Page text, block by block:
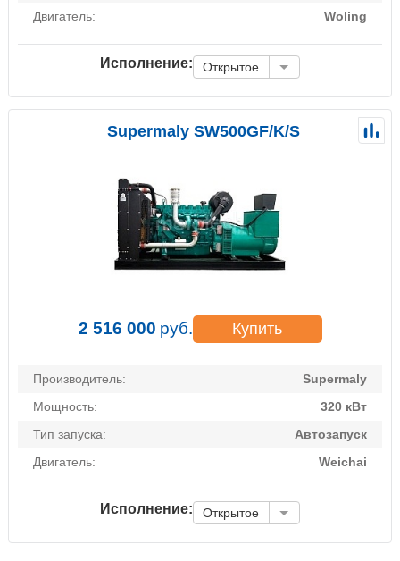
Двигатель:
Woling
Исполнение: Открытое
Supermaly SW500GF/K/S
2 516 000 руб. Купить
Производитель:
Supermaly
Мощность:
320 кВт
Тип запуска:
Автозапуск
Двигатель:
Weichai
Исполнение: Открытое